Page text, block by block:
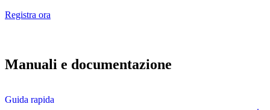
Registra ora
Manuali e documentazione
Guida rapida